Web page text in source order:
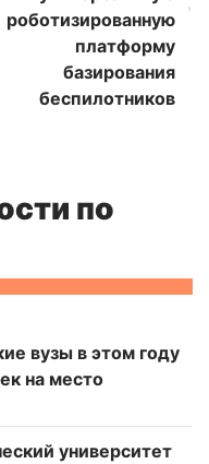
роботизированную
платформу
базирования
беспилотников
по
вузы в этом году
на место
университет